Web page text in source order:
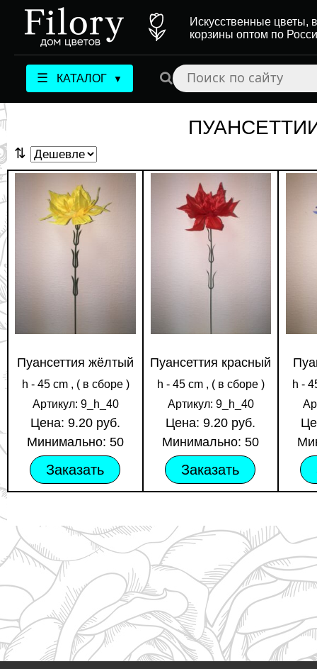
Искусственные цветы,
корзины оптом по
☰ КАТАЛОГ ▼
⇅
Пуансеттия жёлтый
h - 45 cm , ( в сборе )
Артикул: 9_h_40
Цена: 9.20 руб.
Минимально: 50
Заказать
Пуансеттия красный
h - 45 cm , ( в сборе )
Артикул: 9_h_40
Цена: 9.20 руб.
Минимально: 50
Заказать
h -